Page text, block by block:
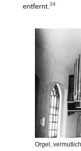
entfernt. 34
Orgel,